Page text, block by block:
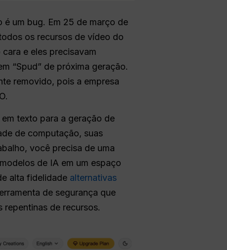
um bug. Em 25 de março de
os recursos de vídeo do
e eles precisavam
“Spud” de próxima geração.
removido, pois a empresa
texto para a geração de
de computação, suas
você precisa de uma
de IA em um espaço
alta fidelidade alternativas
de segurança que
de recursos.